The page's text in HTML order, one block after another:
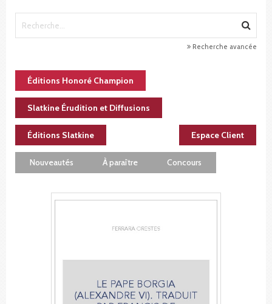
Recherche avancée
Éditions Honoré Champion
Slatkine Érudition et Diffusions
Éditions Slatkine Espace Client
Nouveautés À paraître Concours